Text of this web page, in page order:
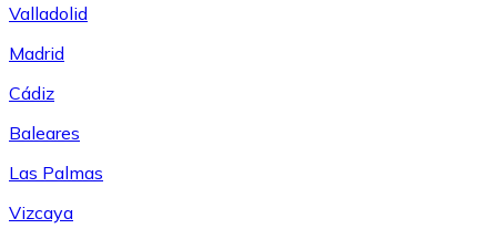
Valladolid
Madrid
Cádiz
Baleares
Las Palmas
Vizcaya